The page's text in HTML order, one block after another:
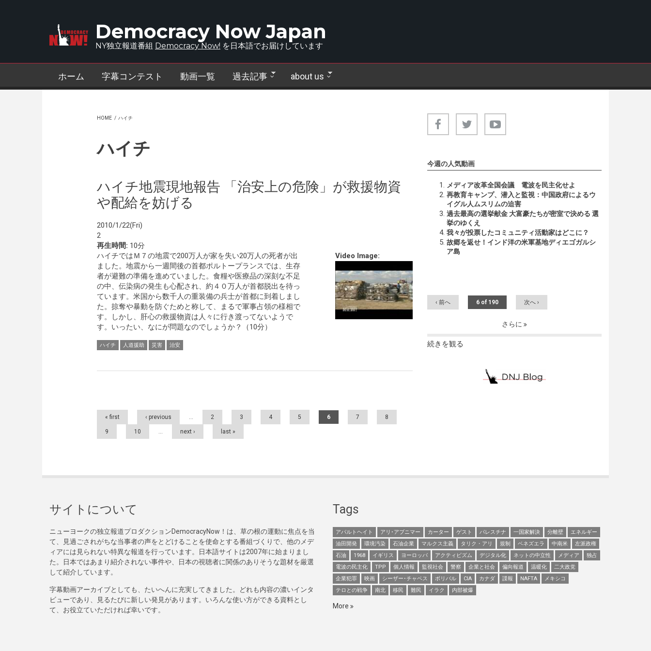
Democracy Now Japan
NY独立報道番組 Democracy Now! を日本語でお届けしています
ホーム 字幕コンテスト 動画一覧 過去記事 about us
HOME / ハイチ
ハイチ
ハイチ地震現地報告 「治安上の危険」が救援物資
や配給を妨げる
2010/1/22(Fri)
2
再生時間: 10分
Video Image:
ハイチではＭ７の地震で200万人が家を失い20万人の死者が出
ました。地震から一週間後の首都ポルトープランスでは、生存
者が避難の準備を進めていました。食糧や医療品の深刻な不足
の中、伝染病の発生も心配され、約４０万人が首都脱出を待っ
ています。米国から数千人の重装備の兵士が首都に到着しまし
た。掠奪や暴動を防ぐためと称して、まるで軍事占領の様相で
す。しかし、肝心の救援物資は人々に行き渡ってないようで
す。いったい、なにが問題なのでしょうか？（10分）
ハイチ 人道援助 災害 治安
Pages
« first ‹ previous … 2 3 4 5 6 7 8
9 10 … next › last »
今週の人気動画
メディア改革全国会議 電波を民主化せよ
再教育キャンプ、潜入と監視：中国政府によるウ
イグル人ムスリムの迫害
過去最高の選挙献金 大富豪たちが密室で決める 選
挙のゆくえ
我々が投票したコミュニティ活動家はどこに？
故郷を返せ！インド洋の米軍基地ディエゴガルシ
ア島
‹ 前へ 6 of 190 次へ ›
さらに
続きを観る
サイトについて
ニューヨークの独立報道プロダクションDemocracyNow！は、草の根の運動に焦点を当
て、見過ごされがちな当事者の声をとどけることを使命とする番組づくりで、他のメデ
ィアには見られない特異な報道を行っています。日本語サイトは2007年に始まりまし
た。日本ではあまり紹介されない事件や、日本の視聴者に関係のありそうな題材を厳選
して紹介しています。
字幕動画アーカイブとしても、たいへんに充実してきました。どれも内容の濃いインタ
ビューであり、見るたびに新しい発見があります。いろんな使い方ができる資料とし
て、お役立ていただければ幸いです。
Tags
アパルトヘイト アリ･アブニマー カーター ゲスト パレスチナ 一国家解決 分離壁
エネルギー
油田開発
環境汚染 石油企業 マルクス主義 タリク・アリ 規制 ベネズエラ 中南米
左派政権
石油
1968 イギリス ヨーロッパ アクティビズム デジタル化 ネットの中立性 メディア
独占
電波の民主化
TPP 個人情報 監視社会 警察 企業と社会 偏向報道 温暖化
二大政党
企業犯罪
映画 シーザー･チャベス ボリバル CIA カナダ 諜報 NAFTA
メキシコ
テロとの戦争
南北 移民 難民 イラク 内部被爆
More